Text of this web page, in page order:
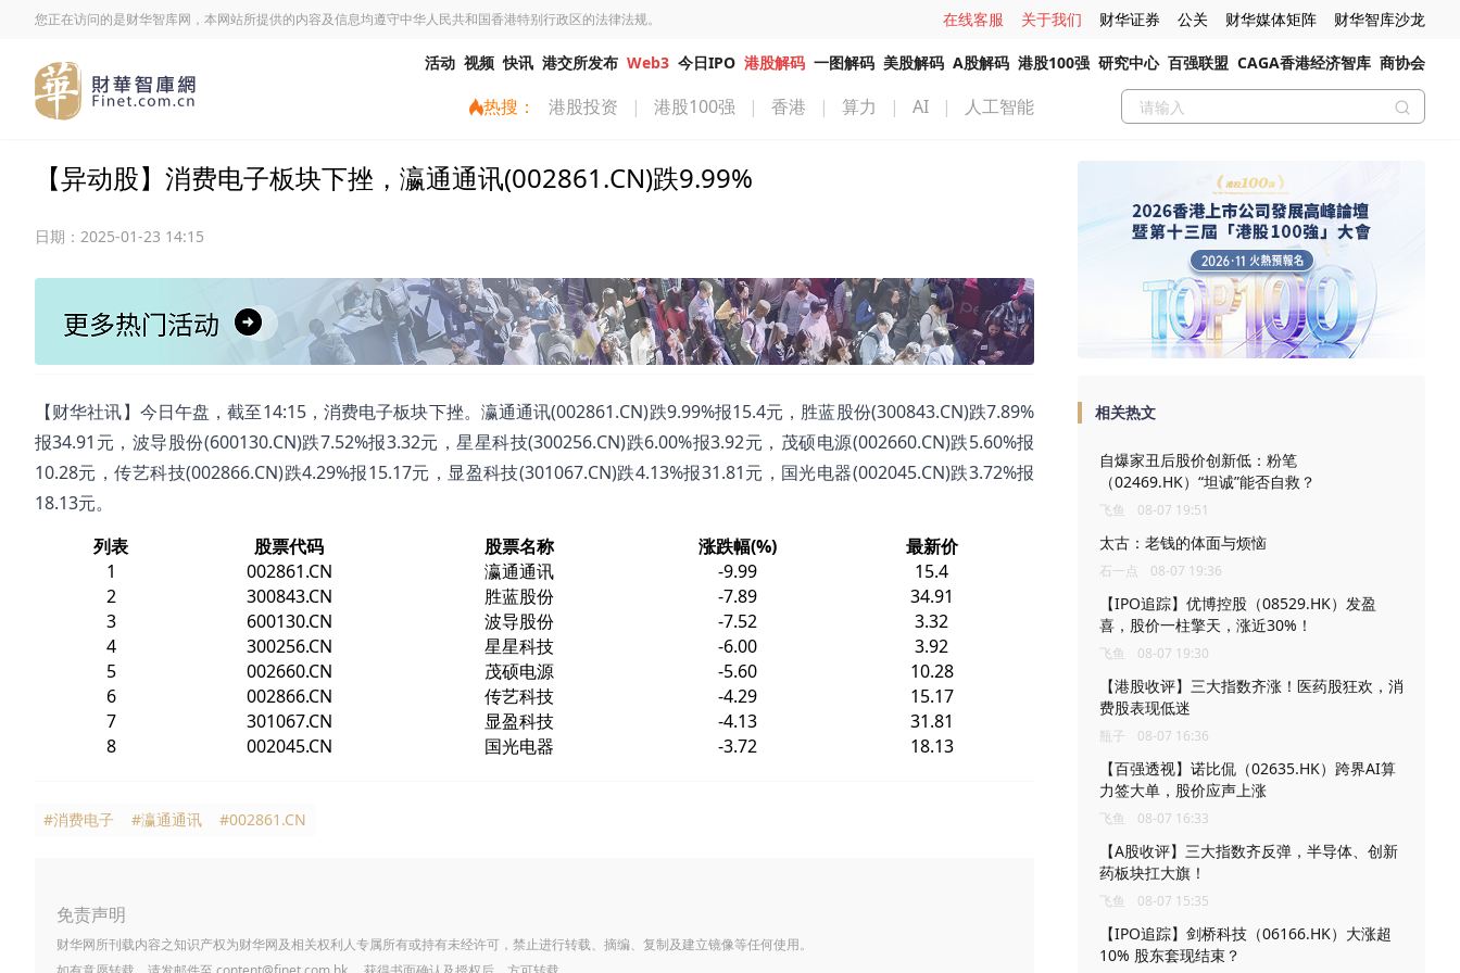
您正在访问的是财华智库网，本网站所提供的内容及信息均遵守中华人民共和国香港特别行政区的法律法规。 在线客服 关于我们 财华证券 公关 财华媒体矩阵 财华智库沙龙
活动 视频 快讯 港交所发布 Web3 今日IPO 港股解码 一图解码 美股解码 A股解码 港股100强 研究中心 百强联盟 CAGA香港经济智库 商协会
热搜： 港股投资 | 港股100强 | 香港 | 算力 | AI | 人工智能
【异动股】消费电子板块下挫，瀛通通讯(002861.CN)跌9.99%
日期： 2025-01-23 14:15
【财华社讯】今日午盘，截至14:15，消费电子板块下挫。瀛通通讯(002861.CN)跌9.99%报15.4元，胜蓝股份(300843.CN)跌7.89%
报34.91元，波导股份(600130.CN)跌7.52%报3.32元，星星科技(300256.CN)跌6.00%报3.92元，茂硕电源(002660.CN)跌5.60%报
10.28元，传艺科技(002866.CN)跌4.29%报15.17元，显盈科技(301067.CN)跌4.13%报31.81元，国光电器(002045.CN)跌3.72%报
18.13元。
列表
股票代码 股票名称 涨跌幅(%)
最新价
1
002861.CN 瀛通通讯 -9.99
15.4
2
300843.CN 胜蓝股份 -7.89
34.91
3
600130.CN 波导股份 -7.52
3.32
4
300256.CN 星星科技 -6.00
3.92
5
002660.CN 茂硕电源 -5.60
10.28
6
002866.CN 传艺科技 -4.29
15.17
7
301067.CN 显盈科技 -4.13
31.81
8
002045.CN 国光电器 -3.72 18.13
#消费电子 #瀛通通讯 #002861.CN
免责声明
财华网所刊载内容之知识产权为财华网及相关权利人专属所有或持有未经许可，禁止进行转载、摘编、复制及建立镜像等任何使用。
相关热文
自爆家丑后股价创新低：粉笔
（02469.HK）“坦诚”能否自救？
飞鱼 08-07 19:51
太古：老钱的体面与烦恼
石一点 08-07 19:36
【IPO追踪】优博控股（08529.HK）发盈
喜，股价一柱擎天，涨近30%！
飞鱼 08-07 19:30
【港股收评】三大指数齐涨！医药股狂欢，消
费股表现低迷
瓶子 08-07 16:36
【百强透视】诺比侃（02635.HK）跨界AI算
力签大单，股价应声上涨
飞鱼 08-07 16:33
【A股收评】三大指数齐反弹，半导体、创新
药板块扛大旗！
飞鱼 08-07 15:35
【IPO追踪】剑桥科技（06166.HK）大涨超
10% 股东套现结束？